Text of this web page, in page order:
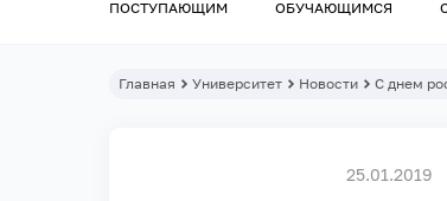
ПОСТУПАЮЩИМ ОБУЧАЮЩИМСЯ
Главная Университет Новости С днем
25.01.2019